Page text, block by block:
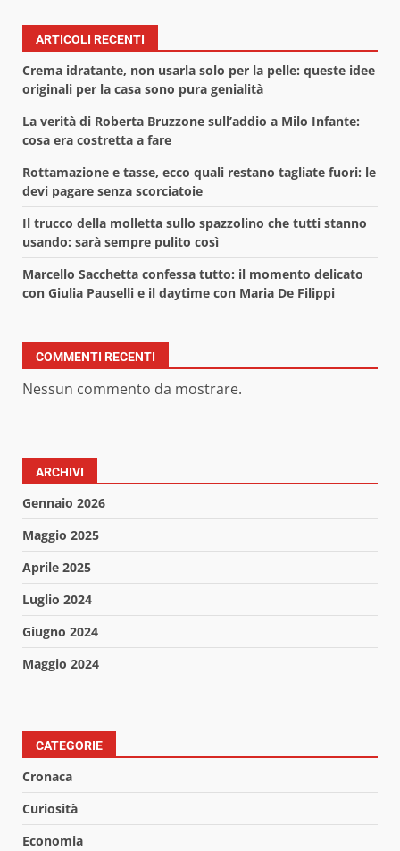
ARTICOLI RECENTI
Crema idratante, non usarla solo per la pelle: queste idee
originali per la casa sono pura genialità
La verità di Roberta Bruzzone sull’addio a Milo Infante:
cosa era costretta a fare
Rottamazione e tasse, ecco quali restano tagliate fuori: le
devi pagare senza scorciatoie
Il trucco della molletta sullo spazzolino che tutti stanno
usando: sarà sempre pulito così
Marcello Sacchetta confessa tutto: il momento delicato
con Giulia Pauselli e il daytime con Maria De Filippi
COMMENTI RECENTI
Nessun commento da mostrare.
ARCHIVI
Gennaio 2026
Maggio 2025
Aprile 2025
Luglio 2024
Giugno 2024
Maggio 2024
CATEGORIE
Cronaca
Curiosità
Economia